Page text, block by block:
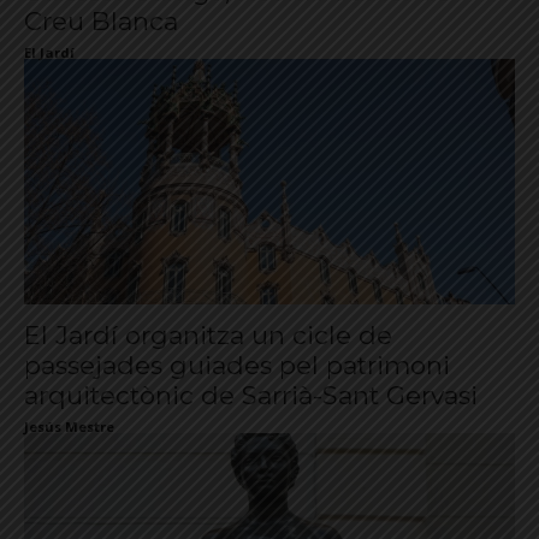
Creu Blanca
El Jardí
El Jardí organitza un cicle de
passejades guiades pel patrimoni
arquitectònic de Sarrià-Sant Gervasi
Jesús Mestre